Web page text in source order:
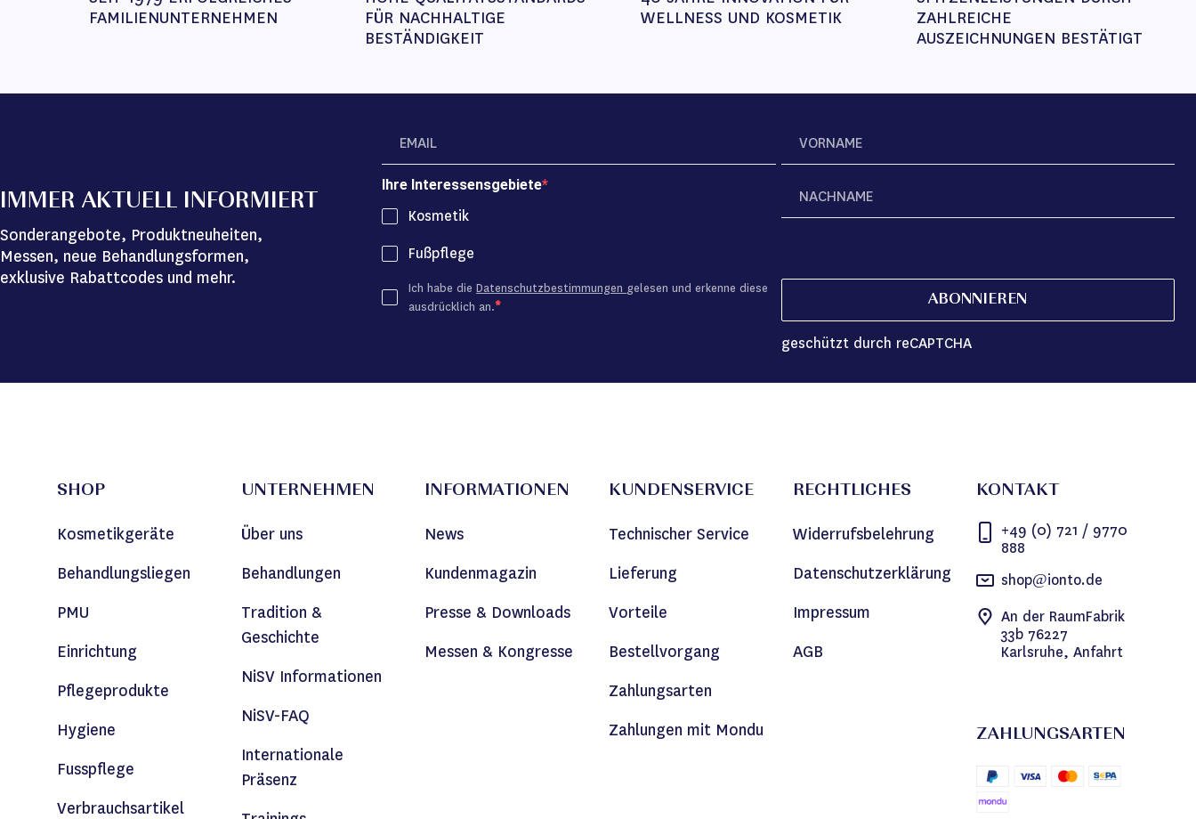
FAMILIENUNTERNEHMEN
FÜR NACHHALTIGE
BESTÄNDIGKEIT
WELLNESS UND KOSMETIK
ZAHLREICHE
AUSZEICHNUNGEN BESTÄTIGT
IMMER AKTUELL INFORMIERT
Sonderangebote, Produktneuheiten,
Messen, neue Behandlungsformen,
exklusive Rabattcodes und mehr.
Ihre Interessensgebiete
Kosmetik
Fußpflege
Ich habe dieDatenschutzbestimmungen gelesen und erkenne diese
ausdrücklich an.
ABONNIEREN
geschützt durch reCAPTCHA
SHOP
Kosmetikgeräte
Behandlungsliegen
PMU
Einrichtung
Pflegeprodukte
Hygiene
Fusspflege
Verbrauchsartikel
UNTERNEHMEN
Über uns
Behandlungen
Tradition &
Geschichte
NiSV Informationen
NiSV-FAQ
Internationale
Präsenz
INFORMATIONEN
News
Kundenmagazin
Presse & Downloads
Messen & Kongresse
KUNDENSERVICE
Technischer Service
Lieferung
Vorteile
Bestellvorgang
Zahlungsarten
Zahlungen mit Mondu
RECHTLICHES
Widerrufsbelehrung
Datenschutzerklärung
Impressum
AGB
KONTAKT
+49 (0) 721 / 9770
888
shop@ionto.de
An der RaumFabrik
33b 76227
Karlsruhe, Anfahrt
ZAHLUNGSARTEN